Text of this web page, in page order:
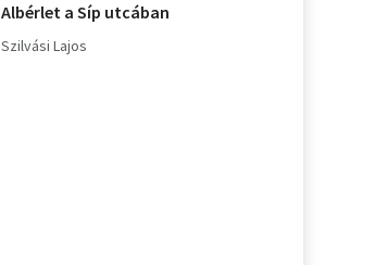
Albérlet a Síp utcában
Szilvási Lajos